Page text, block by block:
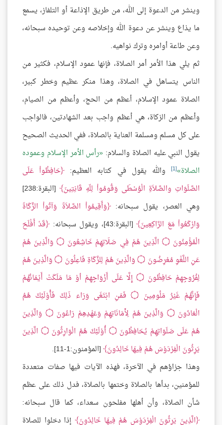
وينشر من الدعوة إلى الله، من طريق الإذاعة أو التلفاز، يسمع
ما يذاع وينشر عن دعوة الله وإخلاصه وعن توحيده سبحانه،
وعن طاعة أوامره وترك نواهيه.
ثم يلي هذا الأمر أمر الصلاة، فإنها عمود الإسلام، فكثير من
الناس يتساهل في الصلاة، وهذا منكر عظيم وخطر كبير،
الصلاة عمود الإسلام، أعظم من الحج، وأعظم من الصيام،
وأعظم من الزكاة، هي أعظم واجب بعد الشهادتين، فالواجب
على كل مسلم ومسلمة العناية بالصلاة، ففي الحديث الصحيح
يقول النبي عليه الصلاة والسلام: رأس الأمر الإسلام وعموده
الصلاة [1] والله يقول في كتابه العظيم:
حَافِظُواْ عَلَى
الصَّلَوَاتِ والصَّلاَةِ الْوُسْطَى وَقُومُواْ لِلّهِ قَانِتِينَ
[البقرة:238]
وهي العصر، يقول سبحانه: وَأَقِيمُواْ الصَّلاَةَ وَآتُواْ الزَّكَاةَ
وَارْكَعُواْ مَعَ الرَّاكِعِينَ [البقرة:43]، ويقول سبحانه:
قَدْ أَفْلَحَ
الْمُؤْمِنُونَ۝ الَّذِينَ هُمْ فِي صَلَاتِهِمْ خَاشِعُونَ ۝ وَالَّذِينَ هُمْ
عَنِ اللَّغْوِ مُعْرِضُونَ ۝ وَالَّذِينَ هُمْ لِلزَّكَاةِ فَاعِلُونَ ۝ وَالَّذِينَ هُمْ
لِفُرُوجِهِمْ حَافِظُونَ ۝ إِلَّا عَلَى أَزْوَاجِهِمْ أوْ مَا مَلَكَتْ أَيْمَانُهُمْ
فَإِنَّهُمْ غَيْرُ مَلُومِينَ ۝ فَمَنِ ابْتَغَى وَرَاء ذَلِكَ فَأُوْلَئِكَ هُمُ
الْعَادُونَ۝ وَالَّذِينَ هُمْ لِأَمَانَاتِهِمْ وَعَهْدِهِمْ رَاعُونَ۝ وَالَّذِينَ
هُمْ عَلَى صَلَوَاتِهِمْ يُحَافِظُونَ۝ أُوْلَئِكَ هُمُ الْوَارِثُونَ۝ الَّذِينَ
يَرِثُونَ الْفِرْدَوْسَ هُمْ فِيهَا خَالِدُونَ [المؤمنون:1-11].
وهذا جزاؤهم في الآخرة، فهذه الآيات فيها صفات متعددة
للمؤمنين، بدأها بالصلاة وختمها بالصلاة، فدل ذلك على عظم
شأن الصلاة، وأن أهلها مفلحون سعداء، كما قال سبحانه:
الَّذِينَ يَرِثُونَ الْفِرْدَوْسَ هُمْ فِيهَا خَالِدُونَ إذا دخلوا للصلاة